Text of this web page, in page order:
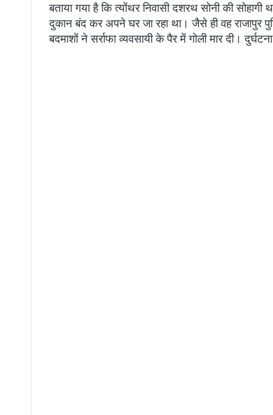
बताया गया है कि त्योंथर निवासी दशरथ सोनी की
दुकान बंद कर अपने घर जा रहा था। जैसे ही वह राजापुर
बदमाशों ने सर्राफा व्यवसायी के पैर में गोली मार दी।